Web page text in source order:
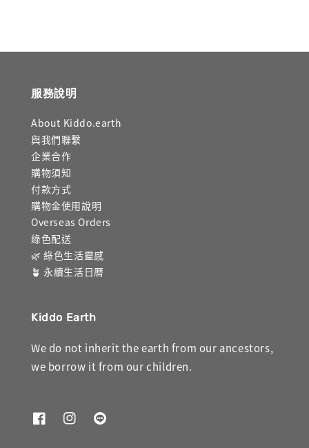
服務說明
About Kiddo.earth
與我們聯繫
企業合作
購物須知
付款方式
購物金使用說明
Overseas Orders
綠色配送
🌿 綠色生活靈感
🪴 永續生活日曆
Kiddo Earth
We do not inherit the earth from our ancestors,
we borrow it from our children.